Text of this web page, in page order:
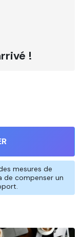
!
mesures de
de compenser un